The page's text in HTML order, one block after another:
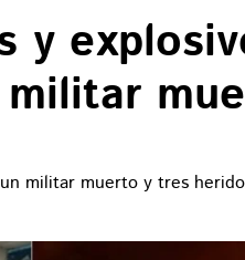
y
militar muerto y tres